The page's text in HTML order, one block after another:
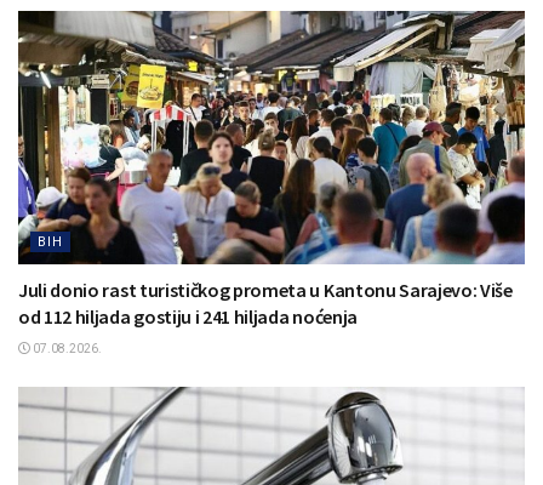
BIH
Juli donio rast turističkog prometa u Kantonu Sarajevo: Više
od 112 hiljada gostiju i 241 hiljada noćenja
07.08.2026.